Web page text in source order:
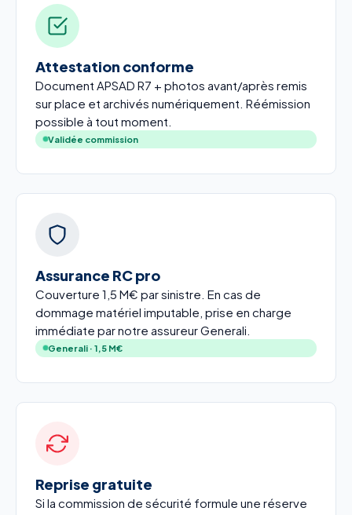
Attestation conforme
Document APSAD R7 + photos avant/après remis
sur place et archivés numériquement. Réémission
possible à tout moment.
Validée commission
Assurance RC pro
Couverture 1,5 M€ par sinistre. En cas de
dommage matériel imputable, prise en charge
immédiate par notre assureur Generali.
Generali · 1,5 M€
Reprise gratuite
Si la commission de sécurité formule une réserve